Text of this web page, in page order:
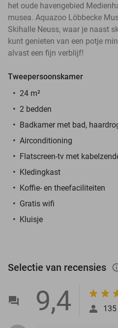
het oude havengebied
musea. Aquazoo Löbbecke
Skihalle Neuss, waar je naast
kunt genieten van een potje
alvast een fijn verblijf!
Tweepersoonskamer
24 m²
2 bedden
Badkamer met bad,
Airconditioning
Flatscreen-tv met
Kledingkast
Koffie- en theefaciliteiten
Gratis wifi
Kluisje
Selectie van recensies
9,4 135